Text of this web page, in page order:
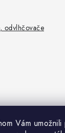
Vám
odvlhčovače